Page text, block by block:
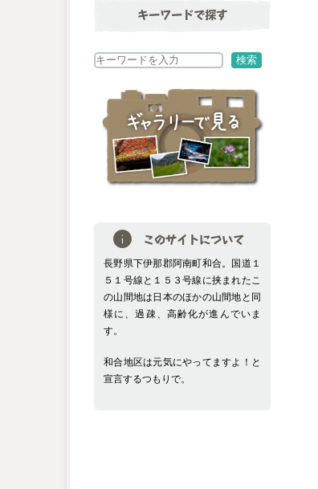
キーワードで探す
検
検索
このサイトについて
長野県下伊那郡阿南町和合。国道１
５１号線と１５３号線に挟まれたこ
の山間地は日本のほかの山間地と同
様に、過疎、高齢化が進んでいま
す。
和合地区は元気にやってますよ！と
宣言するつもりで。